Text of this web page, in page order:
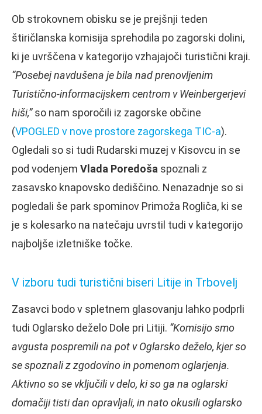
Ob strokovnem obisku se je prejšnji teden
štiričlanska komisija sprehodila po zagorski dolini,
ki je uvrščena v kategorijo vzhajajoči turistični kraji.
“Posebej navdušena je bila nad prenovljenim
Turistično-informacijskem centrom v Weinbergerjevi
hiši,”so nam sporočili iz zagorske občine
(VPOGLED v nove prostore zagorskega TIC-a).
Ogledali so si tudi Rudarski muzej v Kisovcu in se
pod vodenjem Vlada Poredoša spoznali z
zasavsko knapovsko dediščino. Nenazadnje so si
pogledali še park spominov Primoža Rogliča, ki se
je s kolesarko na natečaju uvrstil tudi v kategorijo
najboljše izletniške točke.
V izboru tudi turistični biseri Litije in Trbovelj
Zasavci bodo v spletnem glasovanju lahko podprli
tudi Oglarsko deželo Dole pri Litiji. “Komisijo smo
avgusta pospremili na pot v Oglarsko deželo, kjer so
se spoznali z zgodovino in pomenom oglarjenja.
Aktivno so se vključili v delo, ki so ga na oglarski
domačiji tisti dan opravljali, in nato okusili oglarsko